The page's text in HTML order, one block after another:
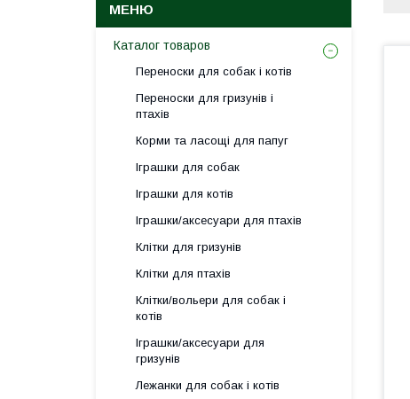
Каталог товаров
Переноски для собак і котів
Переноски для гризунів і
птахів
Корми та ласощі для папуг
Іграшки для собак
Іграшки для котів
Іграшки/аксесуари для птахів
Клітки для гризунів
Клітки для птахів
Клітки/вольери для собак і
котів
Іграшки/аксесуари для
гризунів
Лежанки для собак і котів